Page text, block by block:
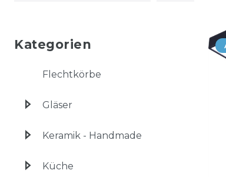
Kategorien
Flechtkörbe
Gläser
Keramik - Handmade
Küche